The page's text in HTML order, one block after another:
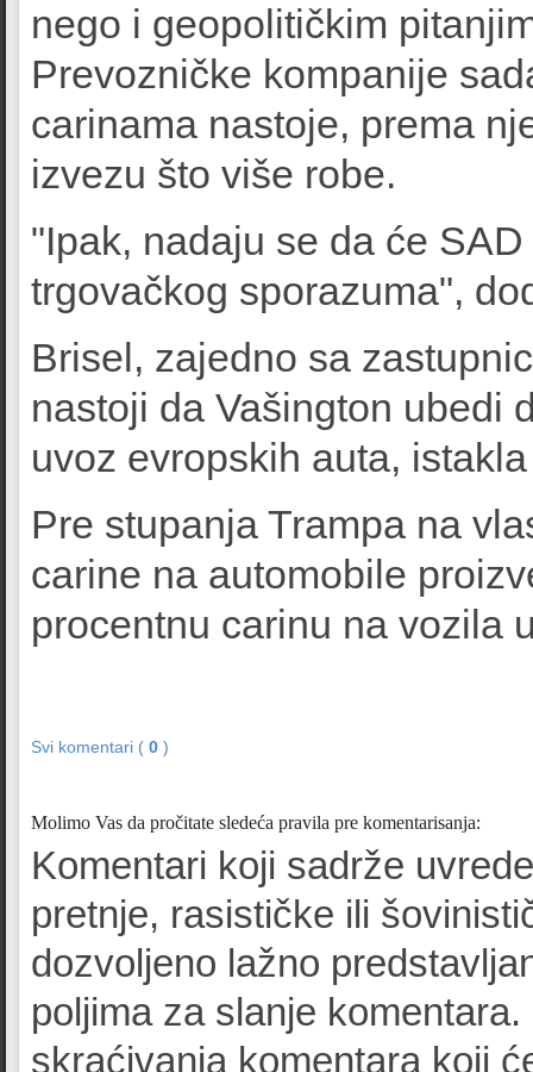
nego i geopolitičkim
Prevozničke kompanije
carinama nastoje, prema
izvezu što više robe.
"Ipak, nadaju se da će
trgovačkog sporazuma",
Brisel, zajedno sa
nastoji da Vašington ubedi
uvoz evropskih auta,
Pre stupanja Trampa na
carine na automobile
procentnu carinu na vozila
Svi komentari ( 0 )
Molimo Vas da pročitate sledeća pravila pre komentarisanja:
Komentari koji sadrže
pretnje, rasističke ili
dozvoljeno lažno
poljima za slanje
skraćivanja komentara koji